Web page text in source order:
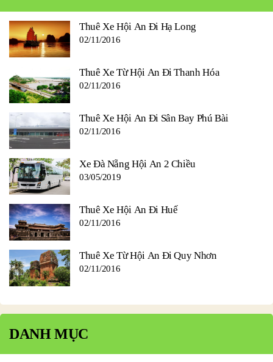
Thuê Xe Hội An Đi Hạ Long
02/11/2016
Thuê Xe Từ Hội An Đi Thanh Hóa
02/11/2016
Thuê Xe Hội An Đi Sân Bay Phú Bài
02/11/2016
Xe Đà Nẵng Hội An 2 Chiều
03/05/2019
Thuê Xe Hội An Đi Huế
02/11/2016
Thuê Xe Từ Hội An Đi Quy Nhơn
02/11/2016
DANH MỤC